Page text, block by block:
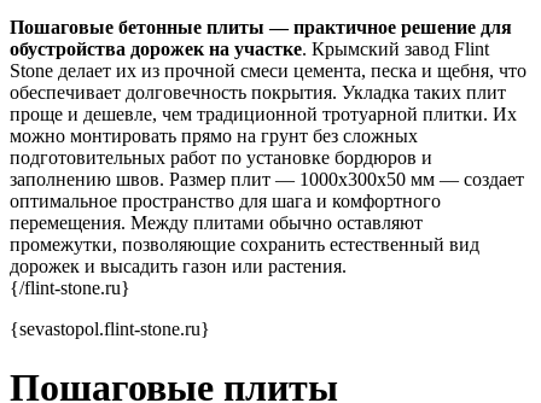
Пошаговые бетонные плиты — практичное решение для
обустройства дорожек на участке. Крымский завод Flint
Stone делает их из прочной смеси цемента, песка и щебня, что
обеспечивает долговечность покрытия. Укладка таких плит
проще и дешевле, чем традиционной тротуарной плитки. Их
можно монтировать прямо на грунт без сложных
подготовительных работ по установке бордюров и
заполнению швов. Размер плит — 1000x300x50 мм — создает
оптимальное пространство для шага и комфортного
перемещения. Между плитами обычно оставляют
промежутки, позволяющие сохранить естественный вид
дорожек и высадить газон или растения.
{/flint-stone.ru}
{sevastopol.flint-stone.ru}
Пошаговые плиты